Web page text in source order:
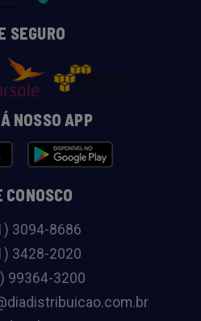
SEGURO
NOSSO APP
CONOSCO
3094-8686
3428-2020
99364-3200